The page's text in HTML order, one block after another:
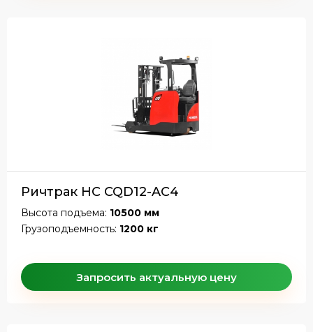
Ричтрак HC CQD12-AC4
Высота подъема: 10500 мм
Грузоподъемность: 1200 кг
Запросить актуальную цену